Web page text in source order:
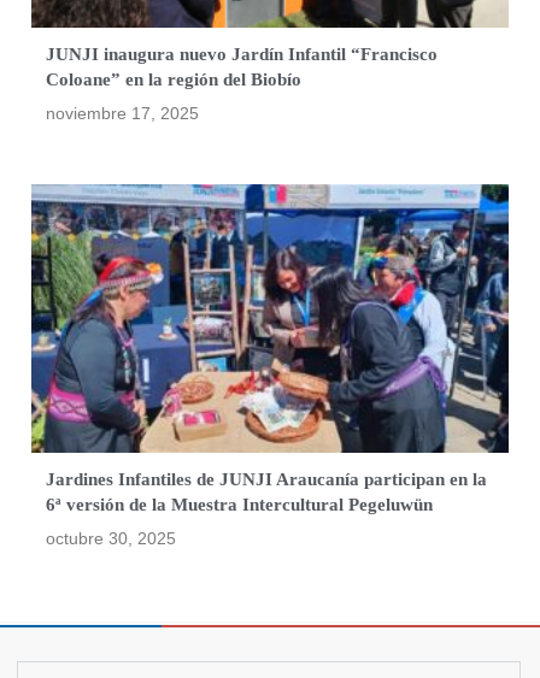
JUNJI inaugura nuevo Jardín Infantil “Francisco
Coloane” en la región del Biobío
noviembre 17, 2025
Jardines Infantiles de JUNJI Araucanía participan en la
6ª versión de la Muestra Intercultural Pegeluwün
octubre 30, 2025